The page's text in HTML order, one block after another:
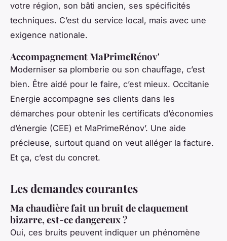
votre région, son bâti ancien, ses spécificités
techniques. C’est du service local, mais avec une
exigence nationale.
Accompagnement MaPrimeRénov'
Moderniser sa plomberie ou son chauffage, c’est
bien. Être aidé pour le faire, c’est mieux. Occitanie
Energie accompagne ses clients dans les
démarches pour obtenir les certificats d’économies
d’énergie (CEE) et MaPrimeRénov’. Une aide
précieuse, surtout quand on veut alléger la facture.
Et ça, c’est du concret.
Les demandes courantes
Ma chaudière fait un bruit de claquement
bizarre, est-ce dangereux ?
Oui, ces bruits peuvent indiquer un phénomène